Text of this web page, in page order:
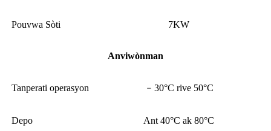
Pouvwa Sòti 7KW
Anviwònman
Tanperati operasyon ﹣30°C rive 50°C
Depo Ant 40°C ak 80°C